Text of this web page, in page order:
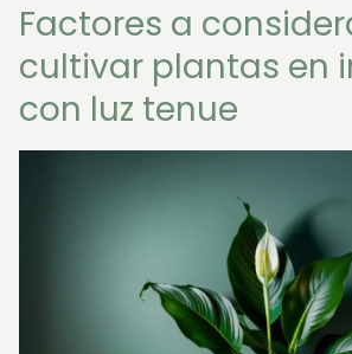
Factores a
cultivar plantas en
con luz tenue